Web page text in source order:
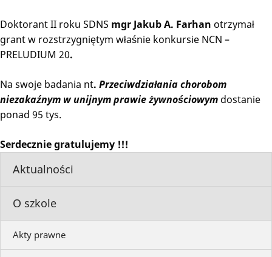
Aktualności
O szkole
Akty prawne
Doktorant II roku SDNS mgr Jakub A. Farhan otrzymał
grant w rozstrzygniętym właśnie konkursie NCN –
PRELUDIUM 20.
Na swoje badania nt. Przeciwdziałania chorobom
niezakaźnym w unijnym prawie żywnościowym dostanie
ponad 95 tys.
Serdecznie gratulujemy !!!